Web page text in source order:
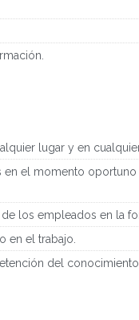
lugar y en
en el momento
los empleados en la
en el trabajo.
del conocimiento.